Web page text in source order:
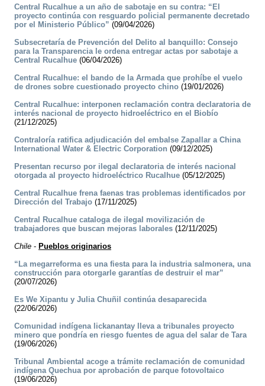
Central Rucalhue a un año de sabotaje en su contra: “El
proyecto continúa con resguardo policial permanente decretado
por el Ministerio Público” (09/04/2026)
Subsecretaría de Prevención del Delito al banquillo: Consejo
para la Transparencia le ordena entregar actas por sabotaje a
Central Rucalhue (06/04/2026)
Central Rucalhue: el bando de la Armada que prohíbe el vuelo
de drones sobre cuestionado proyecto chino (19/01/2026)
Central Rucalhue: interponen reclamación contra declaratoria de
interés nacional de proyecto hidroeléctrico en el Biobío
(21/12/2025)
Contraloría ratifica adjudicación del embalse Zapallar a China
International Water & Electric Corporation (09/12/2025)
Presentan recurso por ilegal declaratoria de interés nacional
otorgada al proyecto hidroeléctrico Rucalhue (05/12/2025)
Central Rucalhue frena faenas tras problemas identificados por
Dirección del Trabajo (17/11/2025)
Central Rucalhue cataloga de ilegal movilización de
trabajadores que buscan mejoras laborales (12/11/2025)
Chile - Pueblos originarios
“La megarreforma es una fiesta para la industria salmonera, una
construcción para otorgarle garantías de destruir el mar”
(20/07/2026)
Es We Xipantu y Julia Chuñil continúa desaparecida
(22/06/2026)
Comunidad indígena lickanantay lleva a tribunales proyecto
minero que pondría en riesgo fuentes de agua del salar de Tara
(19/06/2026)
Tribunal Ambiental acoge a trámite reclamación de comunidad
indígena Quechua por aprobación de parque fotovoltaico
(19/06/2026)